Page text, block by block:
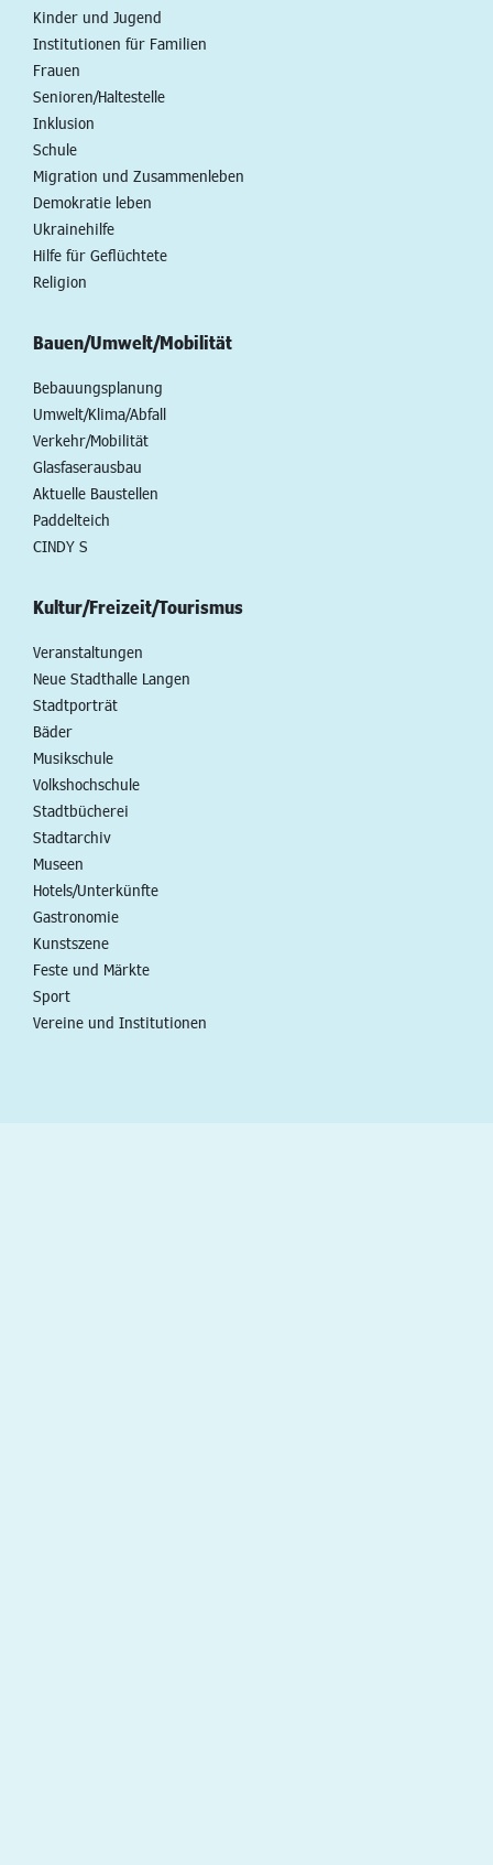
Kinder und Jugend
Institutionen für Familien
Frauen
Senioren/Haltestelle
Inklusion
Schule
Migration und Zusammenleben
Demokratie leben
Ukrainehilfe
Hilfe für Geflüchtete
Religion
Bauen/Umwelt/Mobilität
Bebauungsplanung
Umwelt/Klima/Abfall
Verkehr/Mobilität
Glasfaserausbau
Aktuelle Baustellen
Paddelteich
CINDY S
Kultur/Freizeit/Tourismus
Veranstaltungen
Neue Stadthalle Langen
Stadtporträt
Bäder
Musikschule
Volkshochschule
Stadtbücherei
Stadtarchiv
Museen
Hotels/Unterkünfte
Gastronomie
Kunstszene
Feste und Märkte
Sport
Vereine und Institutionen